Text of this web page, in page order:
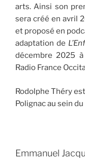
arts. Ainsi son
sera créé en avril
et proposé en
adaptation de
décembre 2025
Radio France
Rodolphe Théry
Polignac au sein
Emmanuel